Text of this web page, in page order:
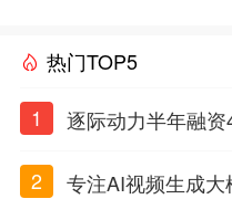
热门TOP5
1 逐际动力半年融
2
专注AI视频生成